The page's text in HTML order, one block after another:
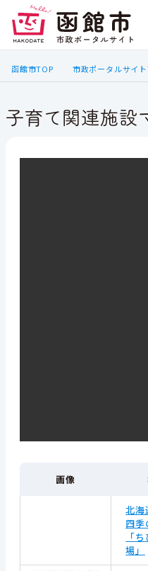
函館市TOP 市政ポータルサイ
子育て関連施設
画像
北海
四季
「
場」